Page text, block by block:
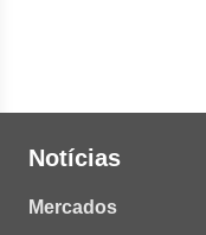
Notícias
Mercados